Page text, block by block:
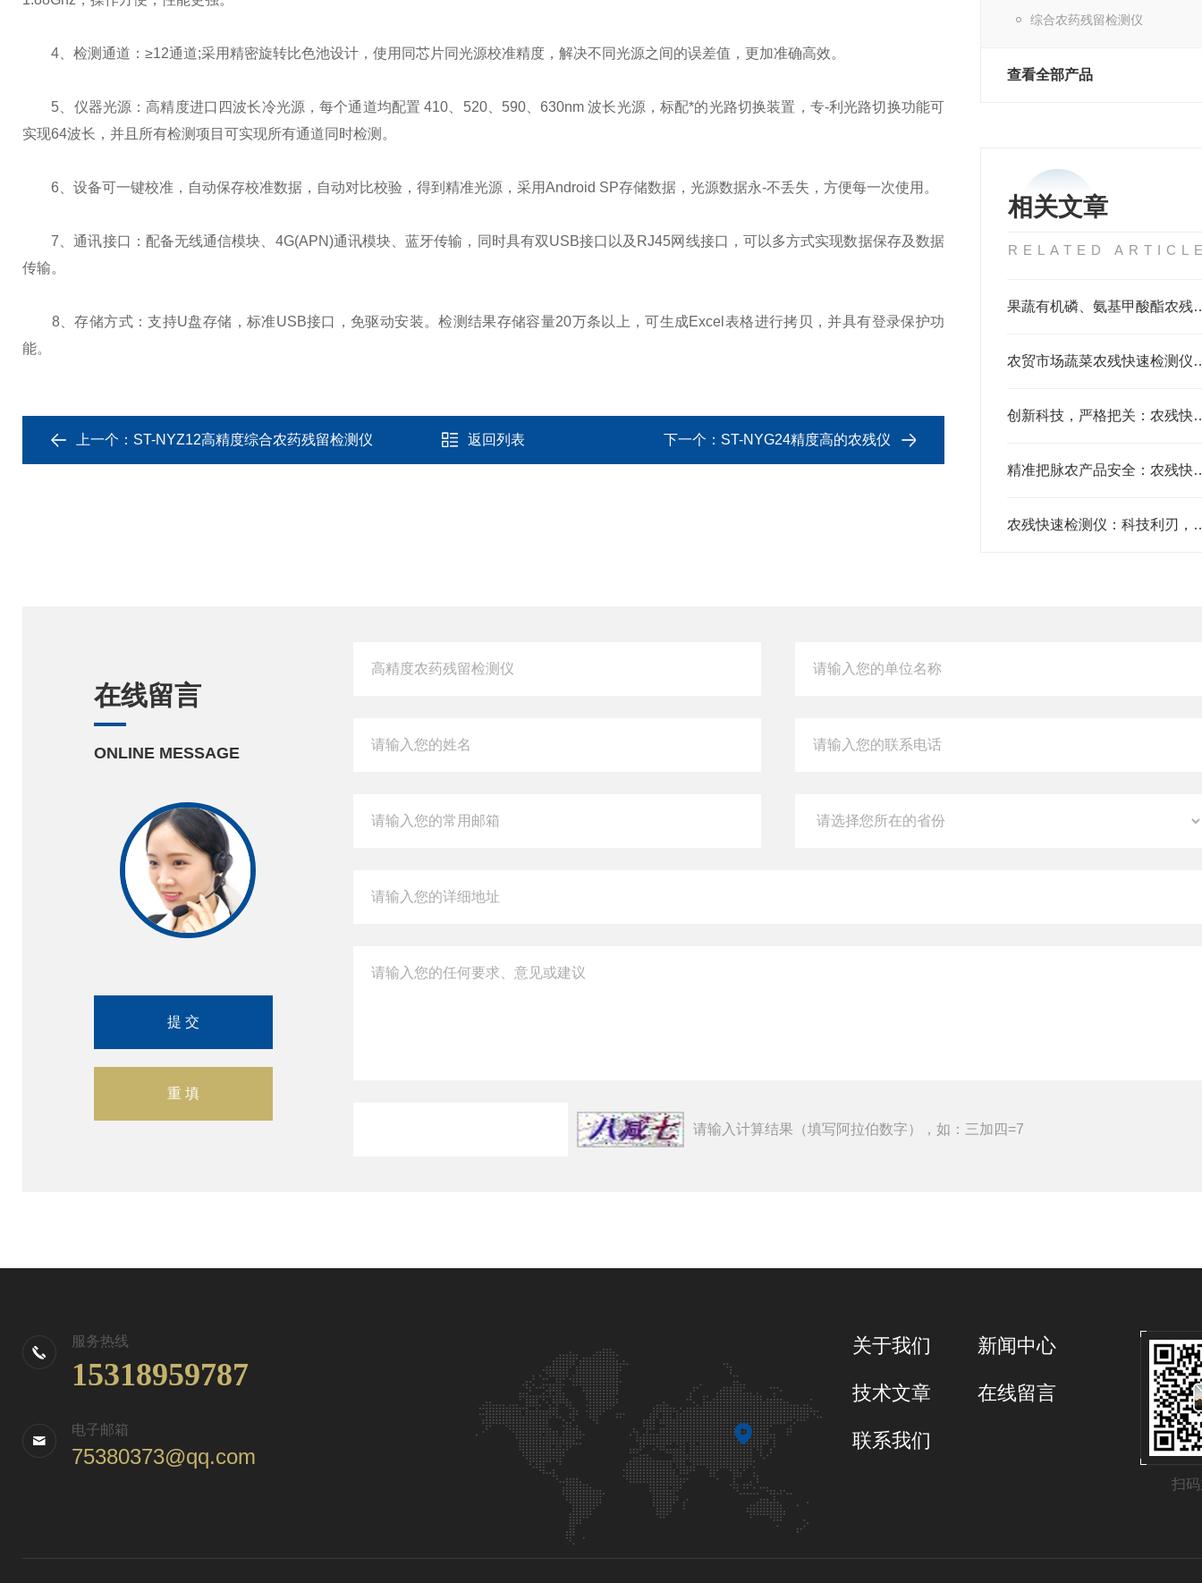
综合农药残留检测仪
查看全部产品
相关文章
RELATED
果蔬有机磷、氨基甲酸酯农
农贸市场蔬菜农残
创新科技，严格把关
精准把脉农产品安
农残快速检测仪：
4、检测通道：≥12通道;采用精密旋转比色池设计，使用同芯片同光源校准精度，解决不同光源之间的误差值，更加准确高效。
5、仪器光源：高精度进口四波长冷光源，每个通道均配置 410、520、590、630nm 波长光源，标配*的光路切换装置，专-利光路切换功能可
实现64波长，并且所有检测项目可实现所有通道同时检测。
6、设备可一键校准，自动保存校准数据，自动对比校验，得到精准光源，采用Android SP存储数据，光源数据永-不丢失，方便每一次使用。
7、通讯接口：配备无线通信模块、4G(APN)通讯模块、蓝牙传输，同时具有双USB接口以及RJ45网线接口，可以多方式实现数据保存及数据
传输。
8、存储方式：支持U盘存储，标准USB接口，免驱动安装。检测结果存储容量20万条以上，可生成Excel表格进行拷贝，并具有登录保护功
能。
上一个： ST-NYZ12高精度综合农药残留检测仪 返回列表 下一个： ST-NYG24精度高的农残仪
在线留言
ONLINE MESSAGE
请输入计算结果（填写阿拉伯数字），如：三加四=7
服务热线
15318959787
电子邮箱
75380373@qq.com
扫
关于我们 新闻中心
技术文章 在线留言
联系我们